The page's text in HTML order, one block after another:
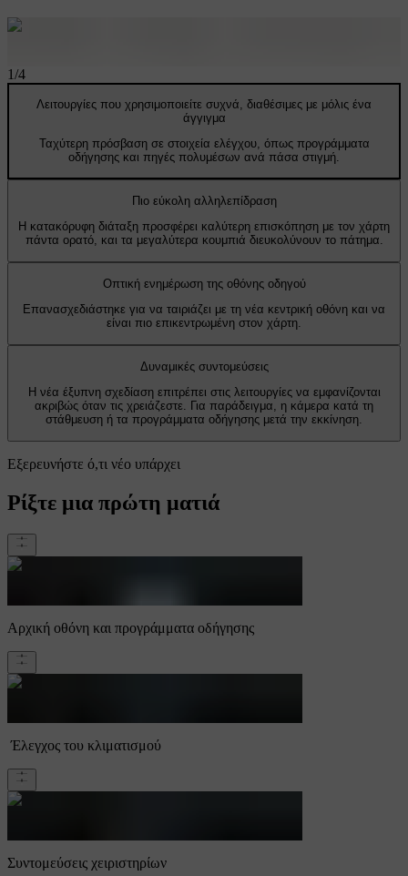
1/4
Λειτουργίες που χρησιμοποιείτε συχνά, διαθέσιμες με μόλις ένα
άγγιγμα
Ταχύτερη πρόσβαση σε στοιχεία ελέγχου, όπως προγράμματα
οδήγησης και πηγές πολυμέσων ανά πάσα στιγμή.
Πιο εύκολη αλληλεπίδραση
Η κατακόρυφη διάταξη προσφέρει καλύτερη επισκόπηση με τον χάρτη
πάντα ορατό, και τα μεγαλύτερα κουμπιά διευκολύνουν το πάτημα.
Οπτική ενημέρωση της οθόνης οδηγού
Επανασχεδιάστηκε για να ταιριάζει με τη νέα κεντρική οθόνη και να
είναι πιο επικεντρωμένη στον χάρτη.
Δυναμικές συντομεύσεις
Η νέα έξυπνη σχεδίαση επιτρέπει στις λειτουργίες να εμφανίζονται
ακριβώς όταν τις χρειάζεστε. Για παράδειγμα, η κάμερα κατά τη
στάθμευση ή τα προγράμματα οδήγησης μετά την εκκίνηση.
Εξερευνήστε ό,τι νέο υπάρχει
Ρίξτε μια πρώτη ματιά
Αρχική οθόνη και προγράμματα οδήγησης
Έλεγχος του κλιματισμού
Συντομεύσεις χειριστηρίων